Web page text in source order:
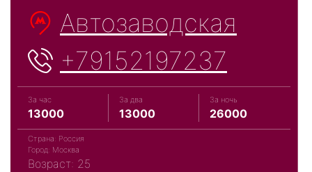
Автозаводская
+79152197237
За час
13000
За два
13000
За ночь
26000
Страна: Россия
Город: Москва
Возраст: 25